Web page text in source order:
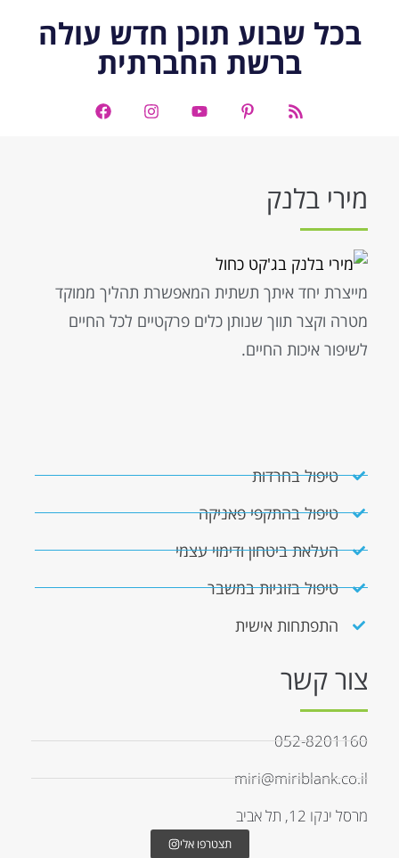
בכל שבוע תוכן חדש עולה
ברשת החברתית
מירי בלנק
מייצרת יחד איתך תשתית המאפשרת תהליך ממוקד
מטרה וקצר תווך שנותן כלים פרקטיים לכל החיים
לשיפור איכות החיים.
טיפול בחרדות
טיפול בהתקפי פאניקה
העלאת ביטחון ודימוי עצמי
טיפול בזוגיות במשבר
התפתחות אישית
צור קשר
052-8201160
miri@miriblank.co.il
מרסל ינקו 12, תל אביב
תצטרפו אלי